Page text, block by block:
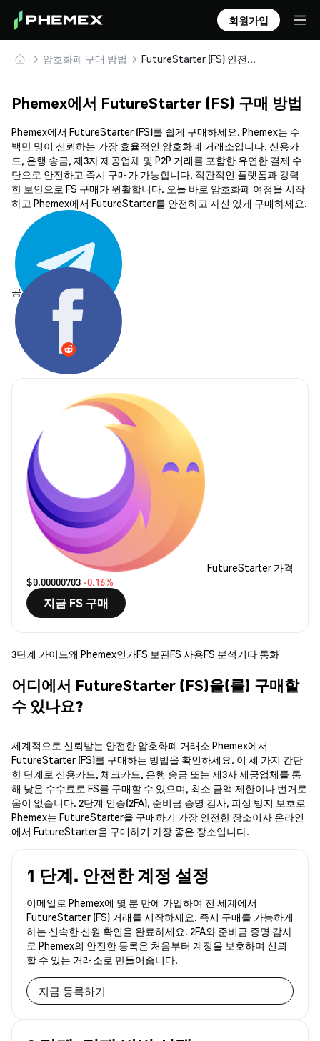
회원가입
암호화폐 구매 방법 FutureStarter (FS) 안전하게 구매 및 보관
Phemex에서 FutureStarter (FS) 구매 방법
Phemex에서 FutureStarter (FS)를 쉽게 구매하세요. Phemex는 수
백만 명이 신뢰하는 가장 효율적인 암호화폐 거래소입니다. 신용카
드, 은행 송금, 제3자 제공업체 및 P2P 거래를 포함한 유연한 결제 수
단으로 안전하고 즉시 구매가 가능합니다. 직관적인 플랫폼과 강력
한 보안으로 FS 구매가 원활합니다. 오늘 바로 암호화폐 여정을 시작
하고 Phemex에서 FutureStarter를 안전하고 자신 있게 구매하세요.
공유하기:
FutureStarter 가격
$0.00000703 -0.16%
지금 FS 구매
3단계 가이드왜 Phemex인가FS 보관FS 사용FS 분석기타 통화
어디에서 FutureStarter (FS)을(를) 구매할
수 있나요?
세계적으로 신뢰받는 안전한 암호화폐 거래소 Phemex에서
FutureStarter (FS)를 구매하는 방법을 확인하세요. 이 세 가지 간단
한 단계로 신용카드, 체크카드, 은행 송금 또는 제3자 제공업체를 통
해 낮은 수수료로 FS를 구매할 수 있으며, 최소 금액 제한이나 번거로
움이 없습니다. 2단계 인증(2FA), 준비금 증명 감사, 피싱 방지 보호로
Phemex는 FutureStarter을 구매하기 가장 안전한 장소이자 온라인
에서 FutureStarter을 구매하기 가장 좋은 장소입니다.
1 단계. 안전한 계정 설정
이메일로 Phemex에 몇 분 만에 가입하여 전 세계에서
FutureStarter (FS) 거래를 시작하세요. 즉시 구매를 가능하게
하는 신속한 신원 확인을 완료하세요. 2FA와 준비금 증명 감사
로 Phemex의 안전한 등록은 처음부터 계정을 보호하며 신뢰
할 수 있는 거래소로 만들어줍니다.
지금 등록하기